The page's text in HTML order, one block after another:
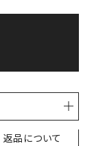
返品について